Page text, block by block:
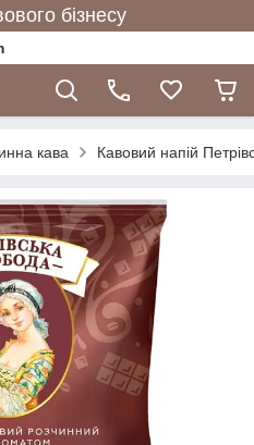
бізнесу
кава Кавовий напій